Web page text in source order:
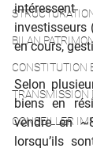
BILAN
CONSTITUTION
TRANSMISSION
CONSEILLER
investisseurs
en cours,
Selon
biens en
vendre en
lorsqu’ils